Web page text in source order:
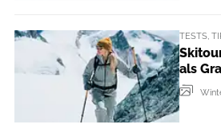
TESTS,
als